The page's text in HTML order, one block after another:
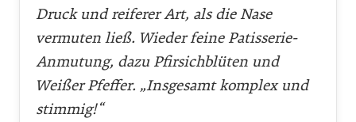
Druck und reiferer Art, als die Nase
vermuten ließ. Wieder feine Patisserie-
Anmutung, dazu Pfirsichblüten und
Weißer Pfeffer. „Insgesamt komplex und
stimmig!“